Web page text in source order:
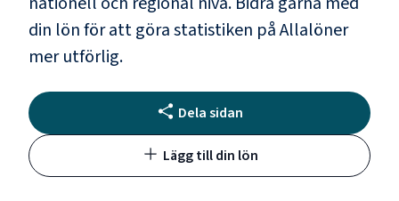
din lön för att göra statistiken på Allalöner
mer utförlig.
Dela sidan
Lägg till din lön